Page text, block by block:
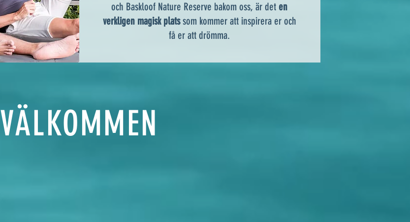
och Baskloof Nature Reserve bakom oss, är det en
verkligen magisk platssom kommer att inspirera er och
få er att drömma.
VÄLKOMMEN